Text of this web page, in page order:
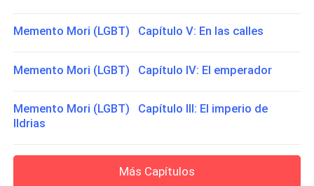
Memento Mori (LGBT) Capítulo V: En las calles
Memento Mori (LGBT) Capítulo IV: El emperador
Memento Mori (LGBT) Capítulo III: El imperio de
Ildrias
Más Capítulos